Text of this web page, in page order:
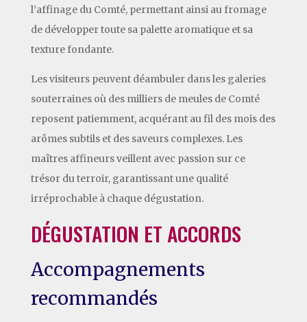
l’affinage du Comté, permettant ainsi au fromage
de développer toute sa palette aromatique et sa
texture fondante.
Les visiteurs peuvent déambuler dans les galeries
souterraines où des milliers de meules de Comté
reposent patiemment, acquérant au fil des mois des
arômes subtils et des saveurs complexes. Les
maîtres affineurs veillent avec passion sur ce
trésor du terroir, garantissant une qualité
irréprochable à chaque dégustation.
DÉGUSTATION ET ACCORDS
Accompagnements
recommandés